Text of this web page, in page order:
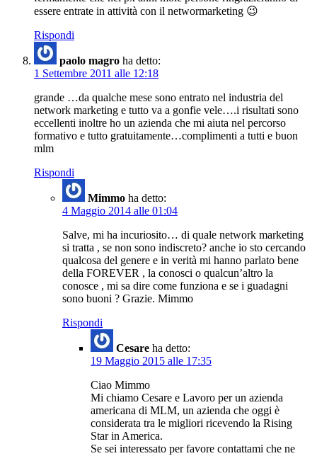
essere entrate in attività con il networmarketing 😉
Rispondi
paolo magro ha detto:
1 Settembre 2011 alle 12:18
grande …da qualche mese sono entrato nel industria del
network marketing e tutto va a gonfie vele….i risultati sono
eccellenti inoltre ho un azienda che mi aiuta nel percorso
formativo e tutto gratuitamente…complimenti a tutti e buon
mlm
Rispondi
Mimmo ha detto:
4 Maggio 2014 alle 01:04
Salve, mi ha incuriosito… di quale network marketing
si tratta , se non sono indiscreto? anche io sto cercando
qualcosa del genere e in verità mi hanno parlato bene
della FOREVER , la conosci o qualcun’altro la
conosce , mi sa dire come funziona e se i guadagni
sono buoni ? Grazie. Mimmo
Rispondi
Cesare ha detto:
19 Maggio 2015 alle 17:35
Ciao Mimmo
Mi chiamo Cesare e Lavoro per un azienda
americana di MLM, un azienda che oggi è
considerata tra le migliori ricevendo la Rising
Star in America.
Se sei interessato per favore contattami che ne